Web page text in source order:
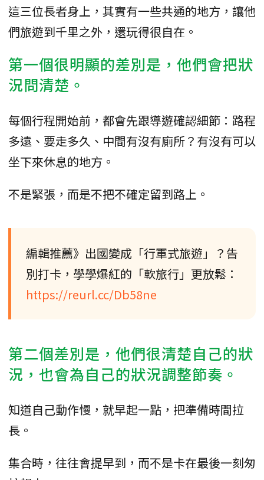
這三位長者身上，其實有一些共通的地方，讓他
們旅遊到千里之外，還玩得很自在。
第一個很明顯的差別是，他們會把狀
況問清楚。
每個行程開始前，都會先跟導遊確認細節：路程
多遠、要走多久、中間有沒有廁所？有沒有可以
坐下來休息的地方。
不是緊張，而是不把不確定留到路上。
編輯推薦》出國變成「行軍式旅遊」？告
別打卡，學學爆紅的「軟旅行」更放鬆：
https://reurl.cc/Db58ne
第二個差別是，他們很清楚自己的狀
況，也會為自己的狀況調整節奏。
知道自己動作慢，就早起一點，把準備時間拉
長。
集合時，往往會提早到，而不是卡在最後一刻匆